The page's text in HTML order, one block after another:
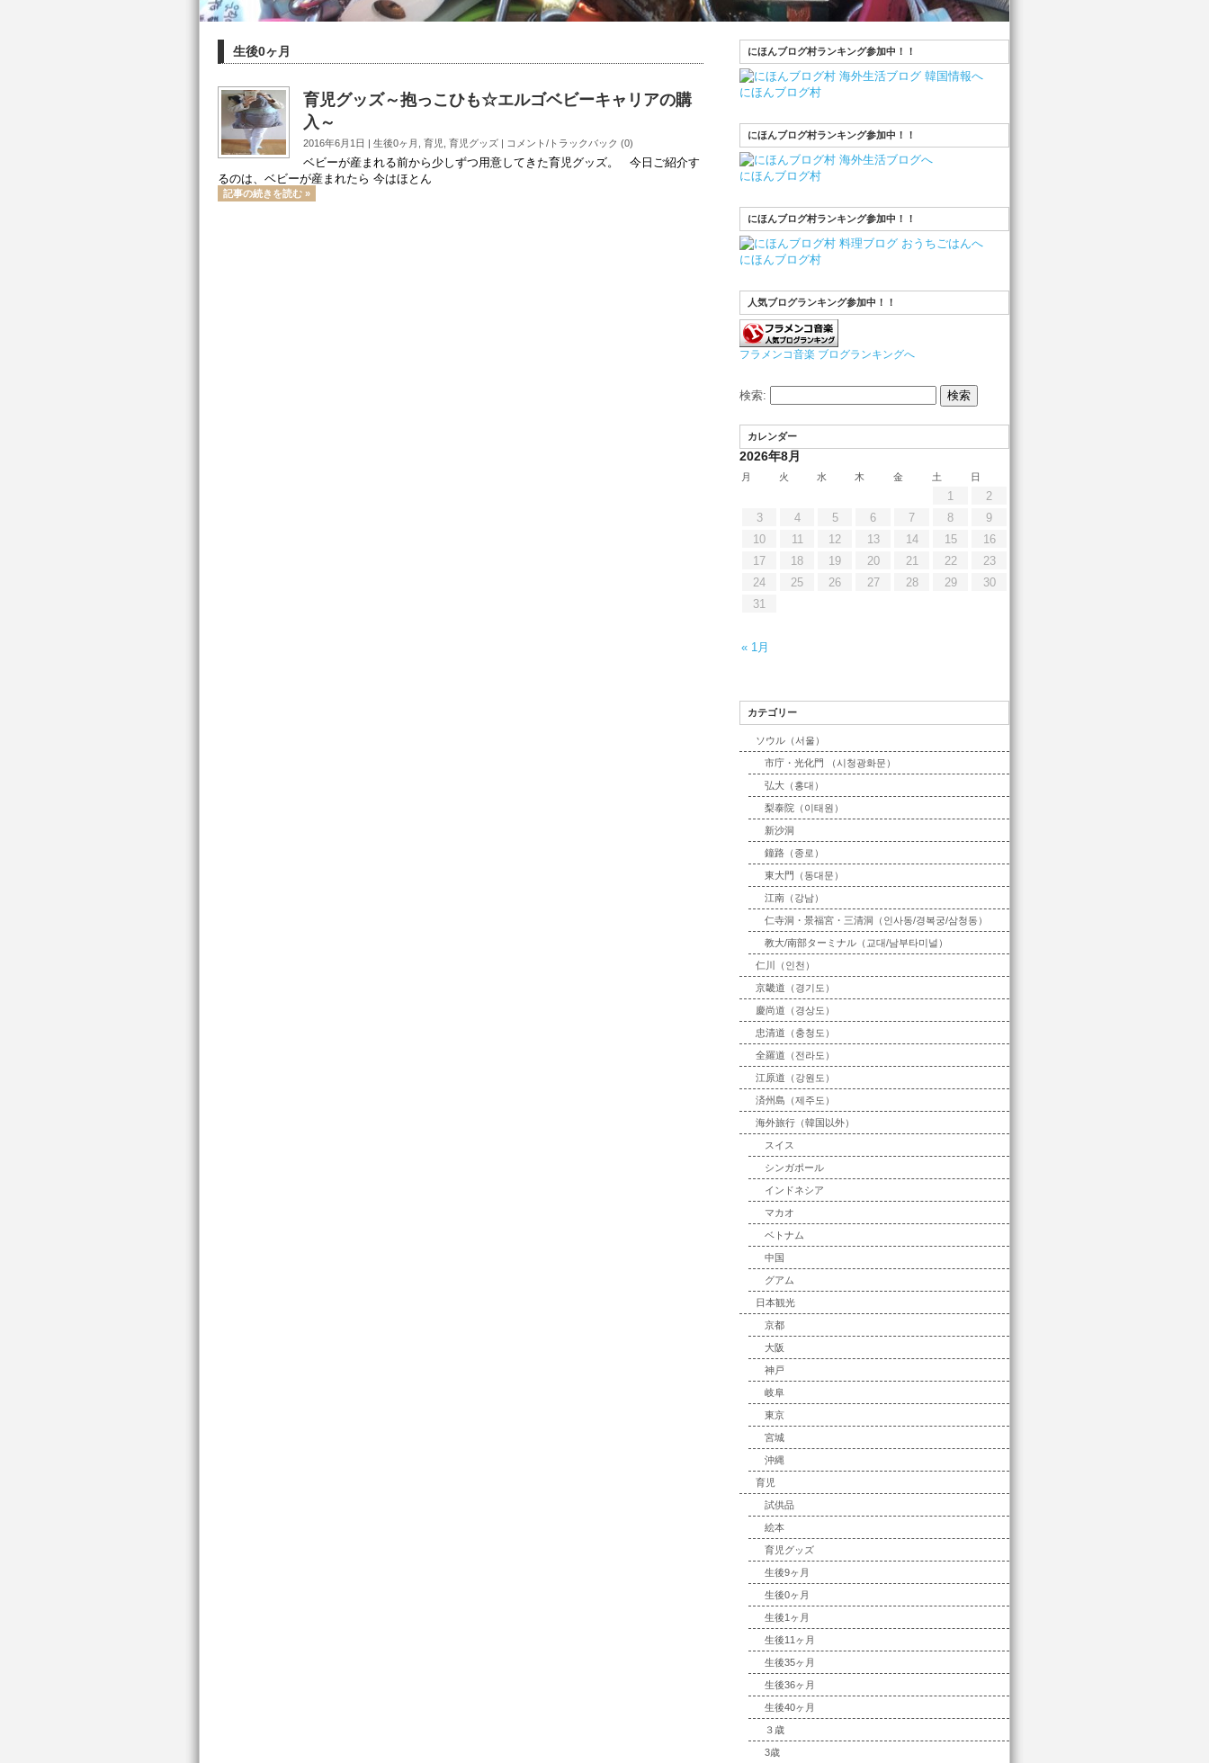
生後0ヶ月
育児グッズ～抱っこひも☆エルゴベビーキャリアの購
入～
2016年6月1日 | 生後0ヶ月 育児 育児グッズ | コメント/トラックバック (0)
ベビーが産まれる前から少しずつ用意してきた育児グッズ。 今日ご紹介す
るのは、ベビーが産まれたら 今はほとん
記事の続きを読む »
にほんブログ村ランキング参加中！！
にほんブログ村
にほんブログ村ランキング参加中！！
にほんブログ村
にほんブログ村ランキング参加中！！
にほんブログ村
人気ブログランキング参加中！！
フラメンコ音楽 ブログランキングへ
検索:
カレンダー
2026年8月
月 火 水 木 金 土 日
« 1月
1
2
3
4 5 6 7 8
9
10
11 12 13 14 15
16
17
18 19 20 21 22
23
24
25 26 27 28 29
30
31
カテゴリー
ソウル（서울）
市庁・光化門 （시청광화문）
弘大（홍대）
梨泰院（이태원）
新沙洞
鐘路（종로）
東大門（동대문）
江南（강남）
仁寺洞・景福宮・三清洞（인사동/경복궁/삼청동）
教大/南部ターミナル（교대/남부타미널）
仁川（인천）
京畿道（경기도）
慶尚道（경상도）
忠清道（충청도）
全羅道（전라도）
江原道（강원도）
済州島（제주도）
海外旅行（韓国以外）
スイス
シンガポール
インドネシア
マカオ
ベトナム
中国
グアム
日本観光
京都
大阪
神戸
岐阜
東京
宮城
沖縄
育児
試供品
絵本
育児グッズ
生後9ヶ月
生後0ヶ月
生後1ヶ月
生後11ヶ月
生後35ヶ月
生後36ヶ月
生後40ヶ月
３歳
3歳